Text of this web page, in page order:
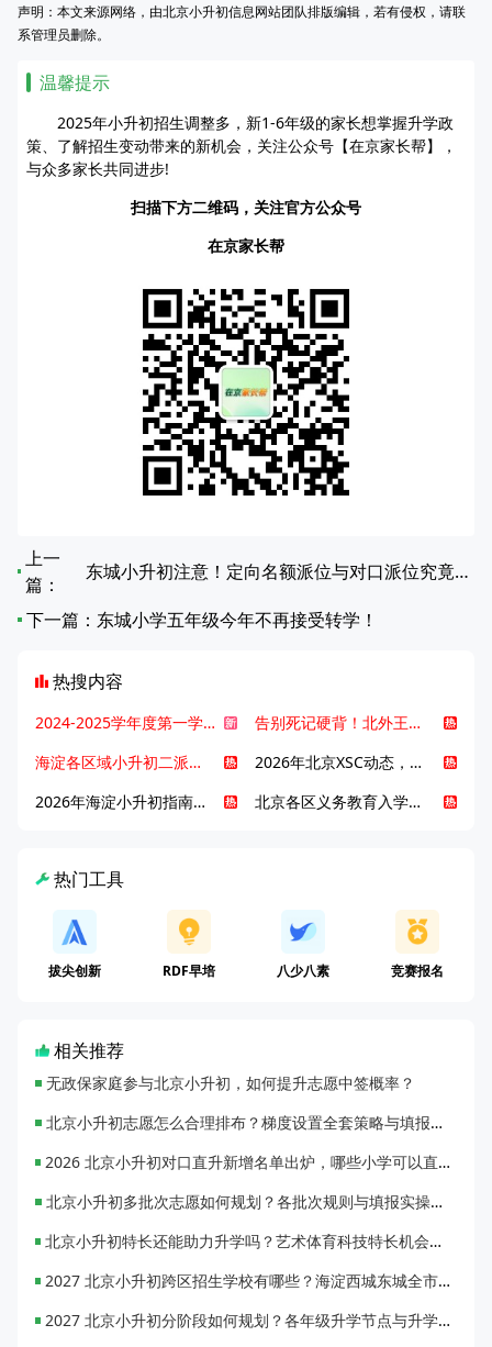
声明：本文来源网络，由北京小升初信息网站团队排版编辑，若有侵权，请联
系管理员删除。
温馨提示
2025年小升初招生调整多，新1-6年级的家长想掌握升学政
策、了解招生变动带来的新机会，关注公众号【在京家长帮】，
与众多家长共同进步!
扫描下方二维码，关注官方公众号
在京家长帮
上一
篇：
东城小升初注意！定向名额派位与对口派位究竟有何不同？
下一篇： 东城小学五年级今年不再接受转学！
热搜内容
2024-2025学年度第一学期北京各区期末考试真题试卷汇总
告别死记硬背！北外王牌精读词汇课，帮孩子突破英语词汇难关
海淀各区域小升初二派全攻略合集！区域一至五志愿填报、升学策略详解
2026年北京XSC动态，持续更新中ing...
2026年海淀小升初指南，一文了解招生政策要点
北京各区义务教育入学咨询电话汇总，25年小升初家长提前收藏
热门工具
拔尖创新 RDF早培 八少八素 竞赛报名
相关推荐
无政保家庭参与北京小升初，如何提升志愿中签概率？
北京小升初志愿怎么合理排布？梯度设置全套策略与填报避坑指南
2026 北京小升初对口直升新增名单出炉，哪些小学可以直升优质初中？
北京小升初多批次志愿如何规划？各批次规则与填报实操指南
北京小升初特长还能助力升学吗？艺术体育科技特长机会与误区全面解析
2027 北京小升初跨区招生学校有哪些？海淀西城东城全市招生校完整汇总
2027 北京小升初分阶段如何规划？各年级升学节点与升学通道全梳理